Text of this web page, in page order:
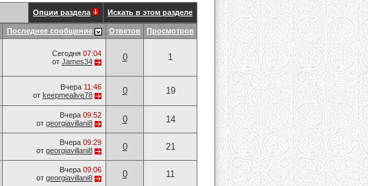
Опции раздела Искать в этом разделе
Последнее сообщение Ответов Просмотров
Сегодня 07:04
от James34 0 1
Вчера 11:46
от keepmealive78 0 19
Вчера 09:52
от georgiavillani8 0 14
Вчера 09:29
от georgiavillani8 0 21
Вчера 09:06
от georgiavillani8 0 11